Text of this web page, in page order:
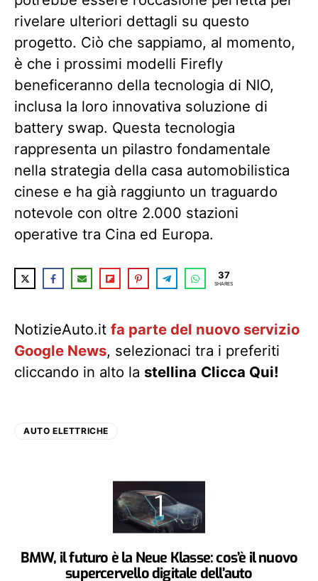
rivelare ulteriori dettagli su questo
progetto. Ciò che sappiamo, al momento,
è che i prossimi modelli Firefly
beneficeranno della tecnologia di NIO,
inclusa la loro innovativa soluzione di
battery swap. Questa tecnologia
rappresenta un pilastro fondamentale
nella strategia della casa automobilistica
cinese e ha già raggiunto un traguardo
notevole con oltre 2.000 stazioni
operative tra Cina ed Europa.
37
SHARES
NotizieAuto.it fa parte del nuovo servizio
Google News, selezionaci tra i preferiti
cliccando in alto la stellina Clicca Qui!
AUTO ELETTRICHE
BMW, il futuro è la Neue Klasse: cos’è il nuovo
supercervello digitale dell’auto